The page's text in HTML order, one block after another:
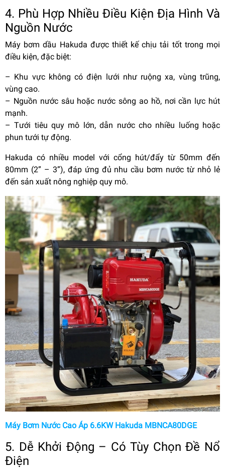
4. Phù Hợp Nhiều Điều Kiện Địa Hình Và
Nguồn Nước
Máy bơm dầu Hakuda được thiết kế chịu tải tốt trong mọi
điều kiện, đặc biệt:
– Khu vực không có điện lưới như ruộng xa, vùng trũng,
vùng cao.
– Nguồn nước sâu hoặc nước sông ao hồ, nơi cần lực hút
mạnh.
– Tưới tiêu quy mô lớn, dẫn nước cho nhiều luống hoặc
phun tưới tự động.
Hakuda có nhiều model với cổng hút/đẩy từ 50mm đến
80mm (2” – 3”), đáp ứng đủ nhu cầu bơm nước từ nhỏ lẻ
đến sản xuất nông nghiệp quy mô.
Máy Bơm Nước Cao Áp 6.6KW Hakuda MBNCA80DGE
5. Dễ Khởi Động – Có Tùy Chọn Đề Nổ
Điện